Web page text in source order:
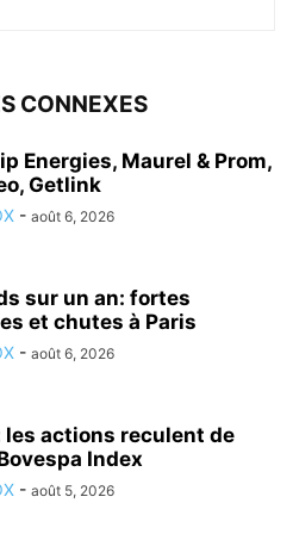
CONNEXES
Energies, Maurel & Prom,
Getlink
- août 6, 2026
sur un an: fortes
et chutes à Paris
- août 6, 2026
les actions reculent de
Index
- août 5, 2026